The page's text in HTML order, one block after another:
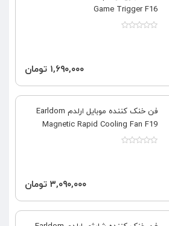
Game Trigger F16
۱,۶۹۰,۰۰۰ تومان
فن خنک کننده موبایل ارلدم Earldom
Magnetic Rapid Cooling Fan F19
۳,۰۹۰,۰۰۰ تومان